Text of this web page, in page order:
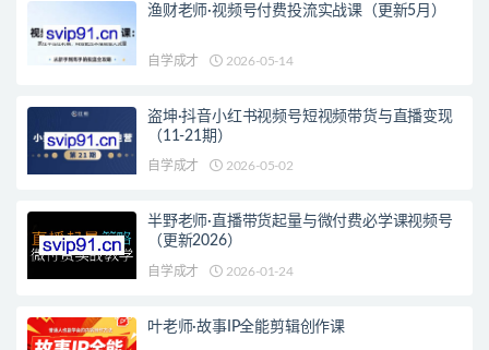
渔财老师·视频号付费投流实战课（更新5月）
自学成才 2026-05-14
盗坤·抖音小红书视频号短视频带货与直播变现
（11-21期）
自学成才 2026-05-02
半野老师·直播带货起量与微付费必学课视频号
（更新2026）
自学成才 2026-01-24
叶老师·故事IP全能剪辑创作课